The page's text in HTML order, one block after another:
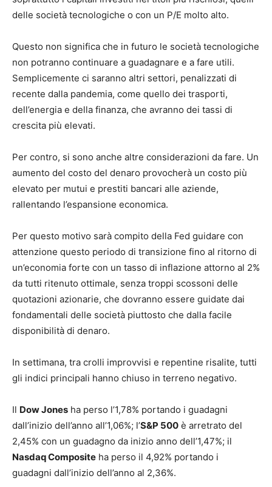
delle società tecnologiche o con un P/E molto alto.
Questo non significa che in futuro le società tecnologiche
non potranno continuare a guadagnare e a fare utili.
Semplicemente ci saranno altri settori, penalizzati di
recente dalla pandemia, come quello dei trasporti,
dell’energia e della finanza, che avranno dei tassi di
crescita più elevati.
Per contro, si sono anche altre considerazioni da fare. Un
aumento del costo del denaro provocherà un costo più
elevato per mutui e prestiti bancari alle aziende,
rallentando l’espansione economica.
Per questo motivo sarà compito della Fed guidare con
attenzione questo periodo di transizione fino al ritorno di
un’economia forte con un tasso di inflazione attorno al 2%
da tutti ritenuto ottimale, senza troppi scossoni delle
quotazioni azionarie, che dovranno essere guidate dai
fondamentali delle società piuttosto che dalla facile
disponibilità di denaro.
In settimana, tra crolli improvvisi e repentine risalite, tutti
gli indici principali hanno chiuso in terreno negativo.
Il Dow Jones ha perso l’1,78% portando i guadagni
dall’inizio dell’anno all’1,06%; l’S&P 500 è arretrato del
2,45% con un guadagno da inizio anno dell’1,47%; il
Nasdaq Composite ha perso il 4,92% portando i
guadagni dall’inizio dell’anno al 2,36%.